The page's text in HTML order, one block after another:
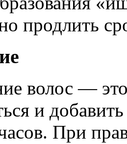
продлить
волос —
и
При